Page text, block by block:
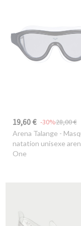
19,60 € 28,00 €
-30%
Arena Talange -
natation unisexe
One